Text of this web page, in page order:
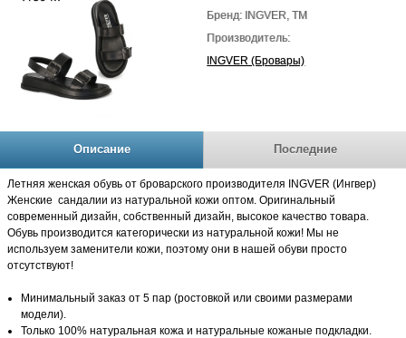
Бренд: INGVER, TM
Производитель:
INGVER (Бровары)
Описание Последние
Летняя женская обувь от броварского производителя INGVER (Ингвер)
Женские сандалии из натуральной кожи оптом. Оригинальный
современный дизайн, собственный дизайн, высокое качество товара.
Обувь производится категорически из натуральной кожи! Мы не
используем заменители кожи, поэтому они в нашей обуви просто
отсутствуют!
Минимальный заказ от 5 пар (ростовкой или своими размерами
модели).
Только 100% натуральная кожа и натуральные кожаные подкладки.